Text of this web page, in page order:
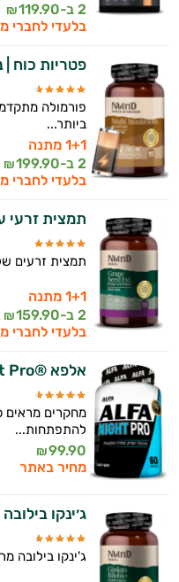
2 ב-
119.90
₪
בלעדי לחברי
פטריות כוח |
פורמולה
ביותר...
1+1 מתנה
2 ב-
199.90
₪
בלעדי לחברי
תמצית זרעי
תמצית זרעים של
1+1 מתנה
2 ב-
159.90
₪
בלעדי לחברי
אלפא ®Night Pro - לישון כמו אלפא | ALFA
מחקרים מראים
להתפתחות...
99.90
₪
מחיר באתר
ג׳ינקו
ג'ינקו בילובה